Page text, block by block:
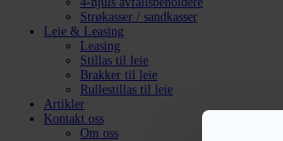
Strøkasser / sandkasser
Leie & Leasing
Leasing
Stillas til leie
Brakker til leie
Rullestillas til leie
Artikler
Kontakt oss
Om oss